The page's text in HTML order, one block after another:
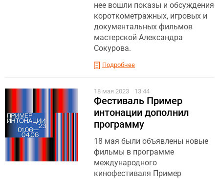
нее вошли показы и обсуждения
короткометражных, игровых и
документальных фильмов
мастерской Александра
Сокурова.
Подробнее
18 мая 2023 13:44
Фестиваль Пример
интонации дополнил
программу
18 мая были объявлены новые
фильмы в программе
международного
кинофестиваля Пример